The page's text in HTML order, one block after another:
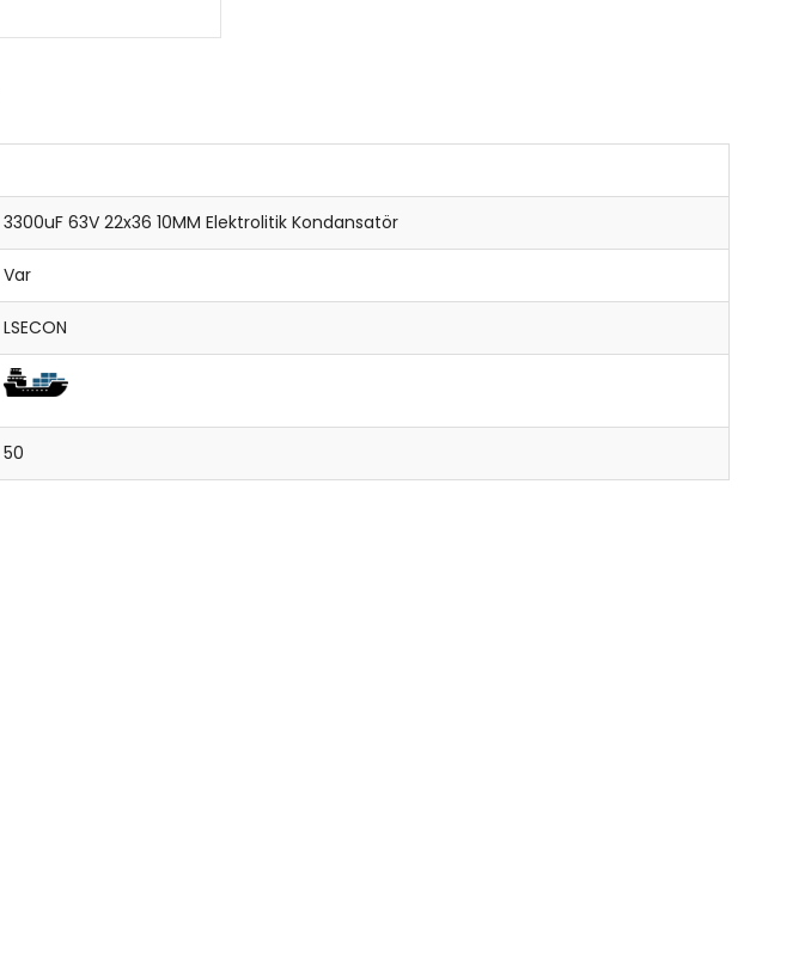
3300uF 63V 22x36 10MM Elektrolitik Kondansatör
Var
LSECON
50